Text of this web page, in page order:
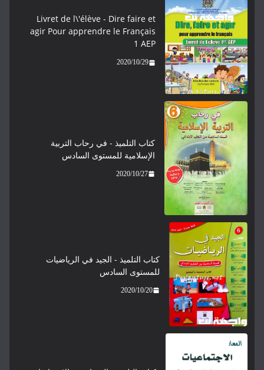
Livret de l\'élève - ​​​Dire faire et
agir Pour apprendre le Français
1 AEP
2020/10/29
كتاب التلميذ - في رحاب التربية
الإسلامية للمستوى السادس
2020/10/27
كتاب التلميذ - الجيد في الرياضيات
للمستوى السادس
2020/10/20